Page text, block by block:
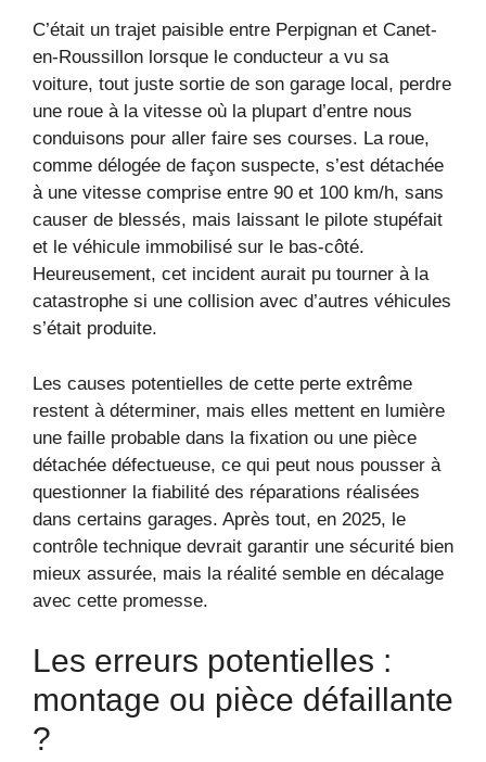
C’était un trajet paisible entre Perpignan et Canet-
en-Roussillon lorsque le conducteur a vu sa
voiture, tout juste sortie de son garage local, perdre
une roue à la vitesse où la plupart d’entre nous
conduisons pour aller faire ses courses. La roue,
comme délogée de façon suspecte, s’est détachée
à une vitesse comprise entre 90 et 100 km/h, sans
causer de blessés, mais laissant le pilote stupéfait
et le véhicule immobilisé sur le bas-côté.
Heureusement, cet incident aurait pu tourner à la
catastrophe si une collision avec d’autres véhicules
s’était produite.
Les causes potentielles de cette perte extrême
restent à déterminer, mais elles mettent en lumière
une faille probable dans la fixation ou une pièce
détachée défectueuse, ce qui peut nous pousser à
questionner la fiabilité des réparations réalisées
dans certains garages. Après tout, en 2025, le
contrôle technique devrait garantir une sécurité bien
mieux assurée, mais la réalité semble en décalage
avec cette promesse.
Les erreurs potentielles :
montage ou pièce défaillante
?